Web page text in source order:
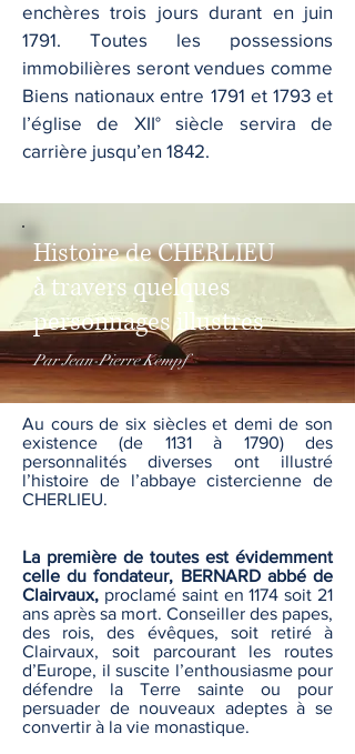
enchères trois jours durant en juin
1791. Toutes les possessions
immobilières seront vendues comme
Biens nationaux entre 1791 et 1793 et
l’église de XII° siècle servira de
carrière jusqu’en 1842.
Histoire de CHERLIEU
à travers quelques
personnages illustres
Par Jean-Pierre Kempf
Au cours de six siècles et demi de son
existence (de 1131 à 1790) des
personnalités diverses ont illustré
l’histoire de l’abbaye cistercienne de
CHERLIEU.
La première de toutes est évidemment
celle du fondateur, BERNARD abbé de
Clairvaux, proclamé saint en 1174 soit 21
ans après sa mort. Conseiller des papes,
des rois, des évêques, soit retiré à
Clairvaux, soit parcourant les routes
d’Europe, il suscite l’enthousiasme pour
défendre la Terre sainte ou pour
persuader de nouveaux adeptes à se
convertir à la vie monastique.